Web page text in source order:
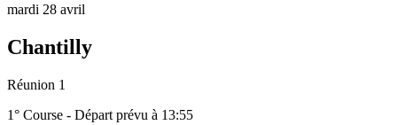
mardi 28 avril
Chantilly
Réunion 1
1° Course - Départ prévu à 13:55